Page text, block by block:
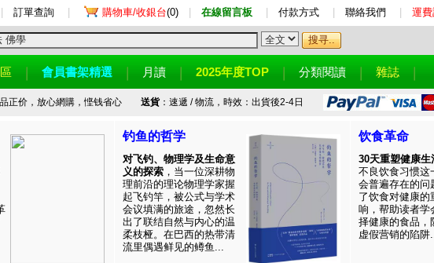
訂單查詢 購物車/收銀台(0) 在線留言板 付款方式 聯絡我們 運
會員書架精選 月讀 2025年度TOP 分類閱讀 雜誌
正价，放心網購，悭钱省心 送貨：速遞 / 物流，時效：出貨後2-4日
钓鱼的哲学
对飞钓、物理学及生命意
义的探索 ，当一位深耕物
理前沿的理论物理学家握
起飞钓竿，被公式与学术
会议填满的旅途，忽然长
出了联结自然与内心的温
柔枝桠。在巴西的热带清
流里偶遇鲜见的鳟鱼...
饮食革命
30天重塑健康生
不良饮食习惯这
会普遍存在的问
了饮食对健康的
响，帮助读者学
择健康的食品，
虚假营销的陷阱